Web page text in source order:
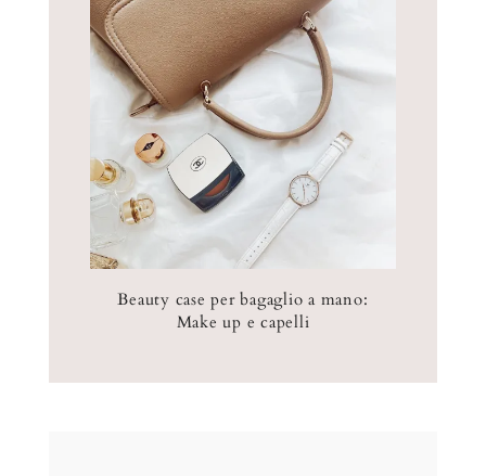
Beauty case per bagaglio a mano:
Make up e capelli